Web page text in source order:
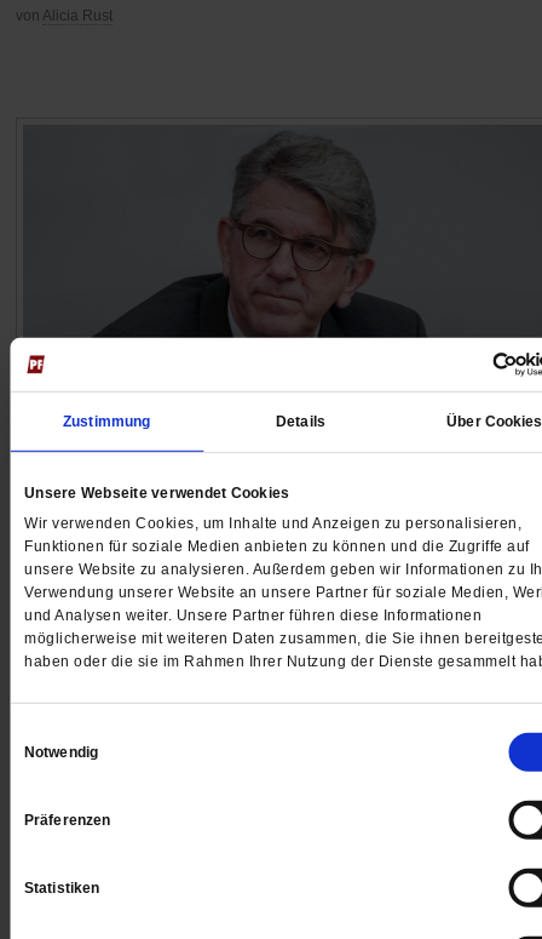
Zustimmung Details Über Cookies
Unsere Webseite verwendet Cookies
Wir verwenden Cookies, um Inhalte und Anzeigen zu personalisieren,
Funktionen für soziale Medien anbieten zu können und die Zugriffe auf
unsere Website zu analysieren. Außerdem geben wir Informationen zu
Verwendung unserer Website an unsere Partner für soziale Medien,
und Analysen weiter. Unsere Partner führen diese Informationen
möglicherweise mit weiteren Daten zusammen, die Sie ihnen
haben oder die sie im Rahmen Ihrer Nutzung der Dienste gesammelt
Notwendig
Präferenzen
Statistiken
von Alicia Rust
Wolfram Weimer
Berliner Buchhändlerinnen wehren sich erfolgreich
den Kulturminister, der sie »Extremisten« genannt hat.
/mehr